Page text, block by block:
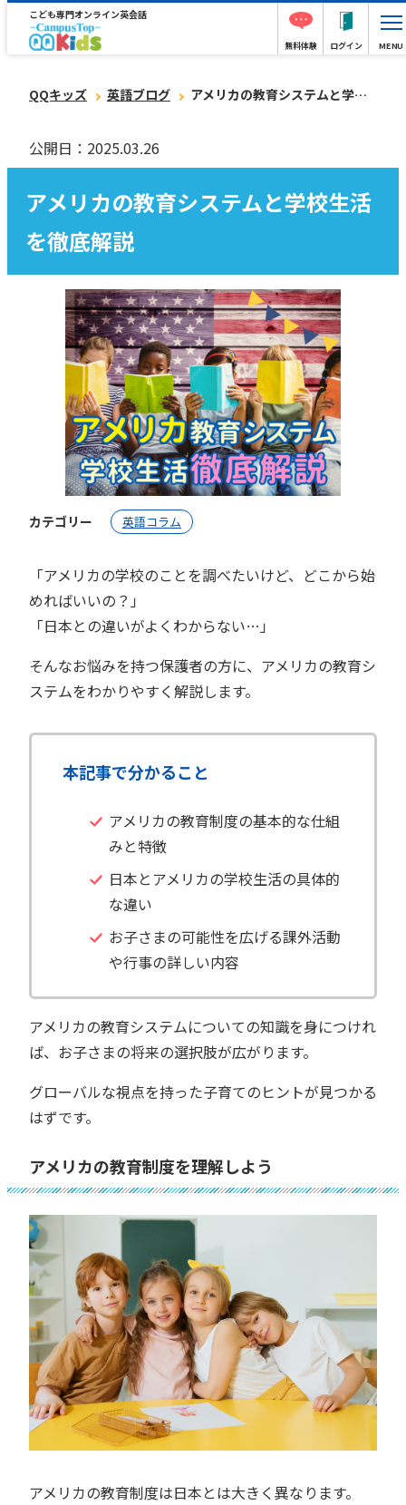
こども専門オンライン英会話
無料体験 ログイン MENU
QQキッズ 英語ブログ アメリカの教育システムと学校生活を徹底解説
公開日：2025.03.26
アメリカの教育システムと学校生活
を徹底解説
カテゴリー 英語コラム
「アメリカの学校のことを調べたいけど、どこから始
めればいいの？」
「日本との違いがよくわからない…」
そんなお悩みを持つ保護者の方に、アメリカの教育シ
ステムをわかりやすく解説します。
本記事で分かること
アメリカの教育制度の基本的な仕組
みと特徴
日本とアメリカの学校生活の具体的
な違い
お子さまの可能性を広げる課外活動
や行事の詳しい内容
アメリカの教育システムについての知識を身につけれ
ば、お子さまの将来の選択肢が広がります。
グローバルな視点を持った子育てのヒントが見つかる
はずです。
アメリカの教育制度を理解しよう
アメリカの教育制度は日本とは大きく異なります。